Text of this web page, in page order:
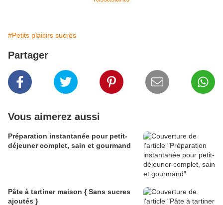
#Petits plaisirs sucrés
Partager
Vous aimerez aussi
Préparation instantanée pour petit-
déjeuner complet, sain et gourmand
Pâte à tartiner maison { Sans sucres
ajoutés }